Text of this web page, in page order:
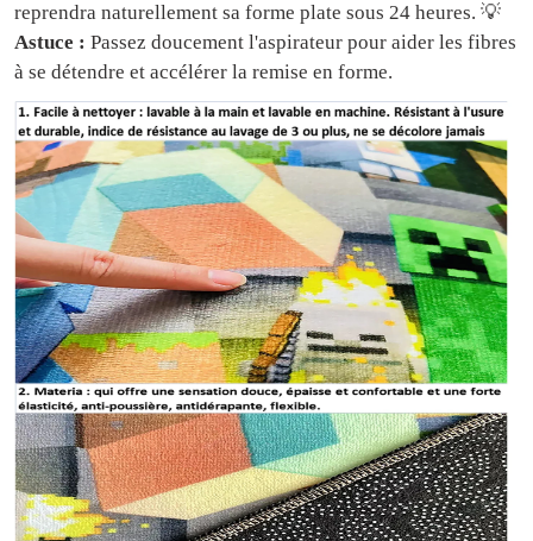
reprendra naturellement sa forme plate sous 24 heures. 💡
Astuce : Passez doucement l'aspirateur pour aider les fibres
à se détendre et accélérer la remise en forme.